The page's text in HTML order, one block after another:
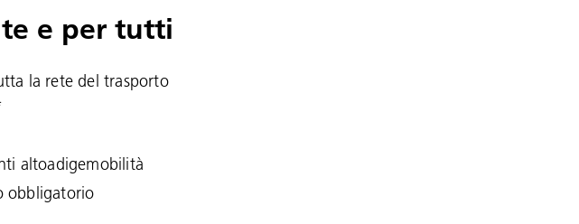
e per tutti
la rete del trasporto
altoadigemobilità
obbligatorio